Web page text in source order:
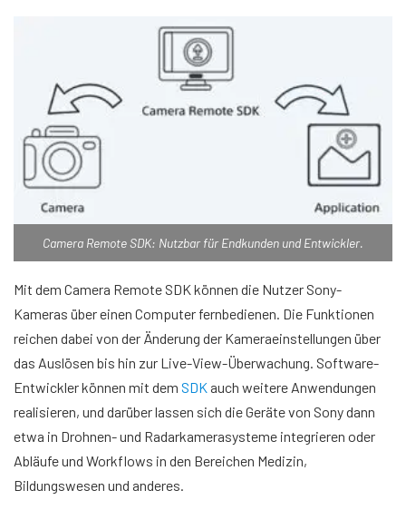
Camera Remote SDK: Nutzbar für Endkunden und Entwickler.
Mit dem Camera Remote SDK können die Nutzer Sony-
Kameras über einen Computer fernbedienen. Die Funktionen
reichen dabei von der Änderung der Kameraeinstellungen über
das Auslösen bis hin zur Live-View-Überwachung. Software-
Entwickler können mit dem SDK auch weitere Anwendungen
realisieren, und darüber lassen sich die Geräte von Sony dann
etwa in Drohnen- und Radarkamerasysteme integrieren oder
Abläufe und Workflows in den Bereichen Medizin,
Bildungswesen und anderes.